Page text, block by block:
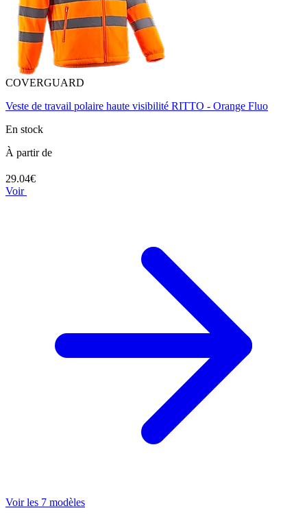
COVERGUARD
Veste de travail polaire haute visibilité RITTO - Orange Fluo
En stock
À partir de
29.04€
Voir
Voir les 7 modèles